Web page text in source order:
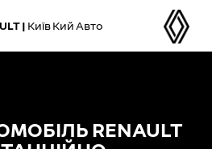
| Київ Кий Авто
RENAULT